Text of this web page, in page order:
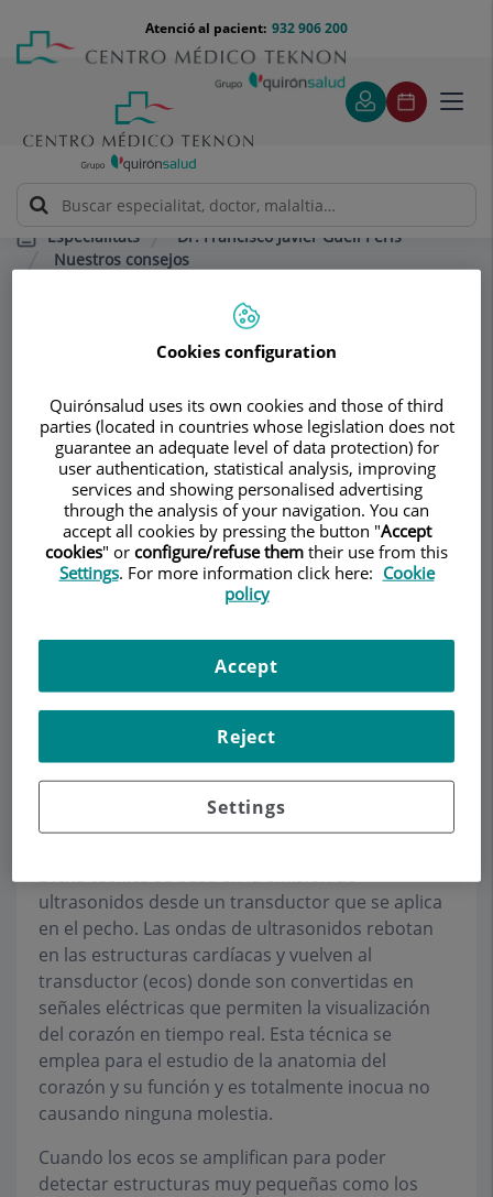
contingut
Menú
teléfono
cabecera
932 906 200
Atenció al pacient:
Especialitats
Dr. Francisco Javier Güell Peris
Nuestros consejos
Ecocardiografía transtorácica
Dr. Francisco Javier
Güell Peris
CARDIOLOGIA ADULTS
DescripcióEquipContacteDades d'interèsHorari
Ecocardiografía
transtorácica
Dicha técnica se basa en la emisión de
ultrasonidos desde un transductor que se aplica
en el pecho. Las ondas de ultrasonidos rebotan
en las estructuras cardíacas y vuelven al
transductor (ecos) donde son convertidas en
señales eléctricas que permiten la visualización
del corazón en tiempo real. Esta técnica se
emplea para el estudio de la anatomia del
corazón y su función y es totalmente inocua no
causando ninguna molestia.
Cuando los ecos se amplifican para poder
detectar estructuras muy pequeñas como los
Cookies configuration
Quirónsalud uses its own cookies and those of third
parties (located in countries whose legislation does not
guarantee an adequate level of data protection) for
user authentication, statistical analysis, improving
services and showing personalised advertising
through the analysis of your navigation. You can
accept all cookies by pressing the button "Accept
cookies" or configure/refuse them their use from this
Settings. For more information click here: Cookie
policy
Settings
Reject
Accept